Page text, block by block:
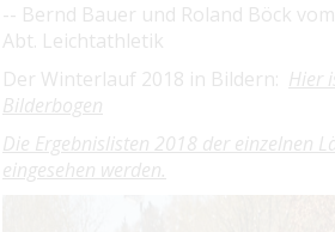
-- Bernd Bauer und Roland Böck
Abt. Leichtathletik
Der Winterlauf 2018 in Bildern: Hier
Bilderbogen
Die Ergebnislisten 2018 der einzelnen
eingesehen werden.